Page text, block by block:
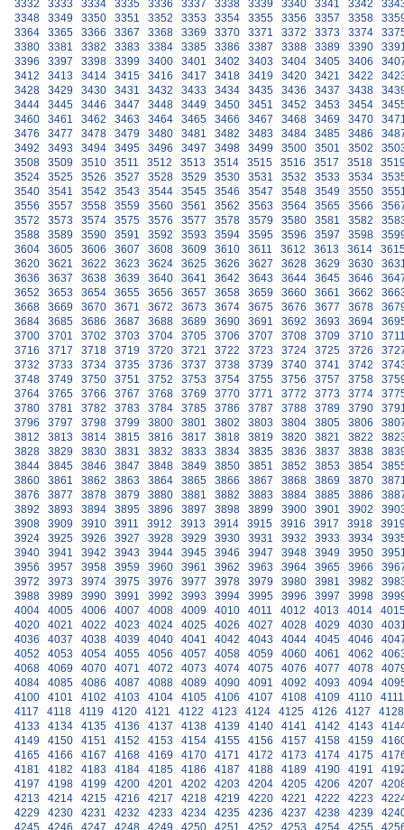
3332
3333 3334 3335 3336 3337 3338 3339 3340 3341 3342
3348
3349 3350 3351 3352 3353 3354 3355 3356 3357 3358
3364
3365 3366 3367 3368 3369 3370 3371 3372 3373 3374
3380
3381 3382 3383 3384 3385 3386 3387 3388 3389 3390
3396
3397 3398 3399 3400 3401 3402 3403 3404 3405 3406
3412
3413 3414 3415 3416 3417 3418 3419 3420 3421 3422
3428
3429 3430 3431 3432 3433 3434 3435 3436 3437 3438
3444
3445 3446 3447 3448 3449 3450 3451 3452 3453 3454
3460
3461 3462 3463 3464 3465 3466 3467 3468 3469 3470
3476
3477 3478 3479 3480 3481 3482 3483 3484 3485 3486
3492
3493 3494 3495 3496 3497 3498 3499 3500 3501 3502
3508
3509 3510 3511 3512 3513 3514 3515 3516 3517 3518
3524
3525 3526 3527 3528 3529 3530 3531 3532 3533 3534
3540
3541 3542 3543 3544 3545 3546 3547 3548 3549 3550
3556
3557 3558 3559 3560 3561 3562 3563 3564 3565 3566
3572
3573 3574 3575 3576 3577 3578 3579 3580 3581 3582
3588
3589 3590 3591 3592 3593 3594 3595 3596 3597 3598
3604
3605 3606 3607 3608 3609 3610 3611 3612 3613 3614
3620
3621 3622 3623 3624 3625 3626 3627 3628 3629 3630
3636
3637 3638 3639 3640 3641 3642 3643 3644 3645 3646
3652
3653 3654 3655 3656 3657 3658 3659 3660 3661 3662
3668
3669 3670 3671 3672 3673 3674 3675 3676 3677 3678
3684
3685 3686 3687 3688 3689 3690 3691 3692 3693 3694
3700
3701 3702 3703 3704 3705 3706 3707 3708 3709 3710
3716
3717 3718 3719 3720 3721 3722 3723 3724 3725 3726
3732
3733 3734 3735 3736 3737 3738 3739 3740 3741 3742
3748
3749 3750 3751 3752 3753 3754 3755 3756 3757 3758
3764
3765 3766 3767 3768 3769 3770 3771 3772 3773 3774
3780
3781 3782 3783 3784 3785 3786 3787 3788 3789 3790
3796
3797 3798 3799 3800 3801 3802 3803 3804 3805 3806
3812
3813 3814 3815 3816 3817 3818 3819 3820 3821 3822
3828
3829 3830 3831 3832 3833 3834 3835 3836 3837 3838
3844
3845 3846 3847 3848 3849 3850 3851 3852 3853 3854
3860
3861 3862 3863 3864 3865 3866 3867 3868 3869 3870
3876
3877 3878 3879 3880 3881 3882 3883 3884 3885 3886
3892
3893 3894 3895 3896 3897 3898 3899 3900 3901 3902
3908
3909 3910 3911 3912 3913 3914 3915 3916 3917 3918
3924
3925 3926 3927 3928 3929 3930 3931 3932 3933 3934
3940
3941 3942 3943 3944 3945 3946 3947 3948 3949 3950
3956
3957 3958 3959 3960 3961 3962 3963 3964 3965 3966
3972
3973 3974 3975 3976 3977 3978 3979 3980 3981 3982
3988
3989 3990 3991 3992 3993 3994 3995 3996 3997 3998
4004
4005 4006 4007 4008 4009 4010 4011 4012 4013 4014
4020
4021 4022 4023 4024 4025 4026 4027 4028 4029 4030
4036
4037 4038 4039 4040 4041 4042 4043 4044 4045 4046
4052
4053 4054 4055 4056 4057 4058 4059 4060 4061 4062
4068
4069 4070 4071 4072 4073 4074 4075 4076 4077 4078
4084
4085 4086 4087 4088 4089 4090 4091 4092 4093 4094
4100
4101 4102 4103 4104 4105 4106 4107 4108 4109 4110
4111
4117
4118 4119 4120 4121 4122 4123 4124 4125 4126 4127
4128
4133
4134 4135 4136 4137 4138 4139 4140 4141 4142 4143
4149
4150 4151 4152 4153 4154 4155 4156 4157 4158 4159
4165
4166 4167 4168 4169 4170 4171 4172 4173 4174 4175
4181
4182 4183 4184 4185 4186 4187 4188 4189 4190 4191
4197
4198 4199 4200 4201 4202 4203 4204 4205 4206 4207
4213
4214 4215 4216 4217 4218 4219 4220 4221 4222 4223
4229
4230 4231 4232 4233 4234 4235 4236 4237 4238 4239
4245
4246 4247 4248 4249 4250 4251 4252 4253 4254 4255